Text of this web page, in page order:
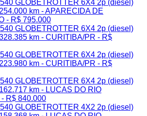
GLOBETROTTER 6X4 2p (diesel)
km - APARECIDA DE
- R$ 795.000
GLOBETROTTER 6X4 2p (diesel)
km - CURITIBA/PR - R$
GLOBETROTTER 6X4 2p (diesel)
km - CURITIBA/PR - R$
GLOBETROTTER 6X4 2p (diesel)
km - LUCAS DO RIO
R$ 840.000
GLOBETROTTER 4X2 2p (diesel)